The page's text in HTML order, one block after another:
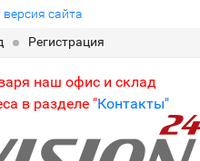
сайта
Регистрация
наш офис и склад
в разделе "Контакты"